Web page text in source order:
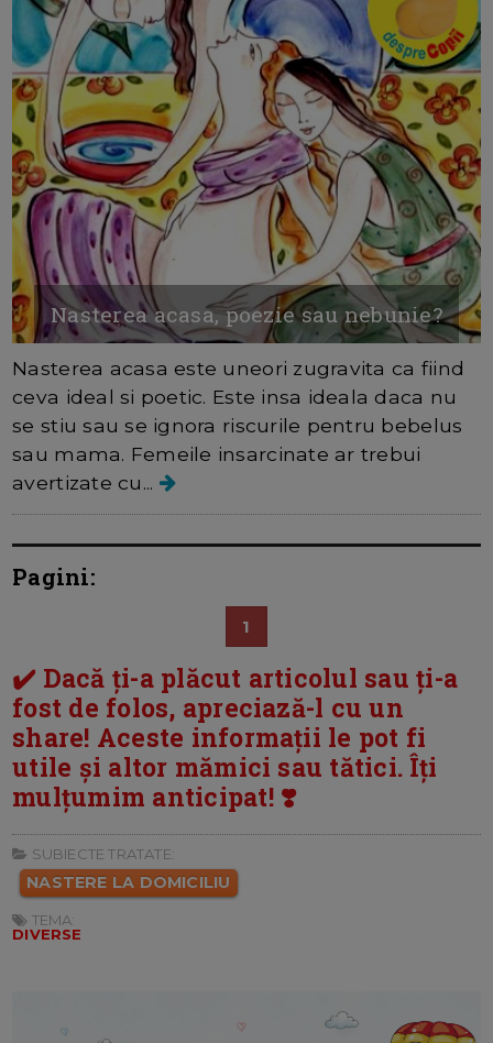
Nasterea acasa, poezie sau nebunie?
Nasterea acasa este uneori zugravita ca fiind
ceva ideal si poetic. Este insa ideala daca nu
se stiu sau se ignora riscurile pentru bebelus
sau mama. Femeile insarcinate ar trebui
avertizate cu...
Pagini:
1
✔️ Dacă ți-a plăcut articolul sau ți-a
fost de folos, apreciază-l cu un
share! Aceste informații le pot fi
utile și altor mămici sau tătici. Îți
mulțumim anticipat! ❣️
SUBIECTE TRATATE:
NASTERE LA DOMICILIU
TEMA:
DIVERSE